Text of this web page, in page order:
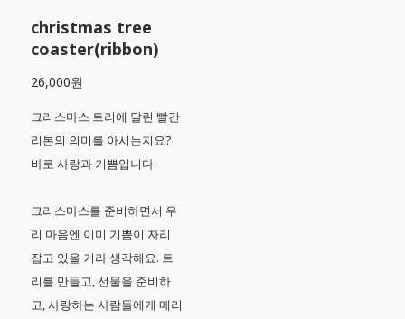
christmas tree
coaster(ribbon)
26,000원
크리스마스 트리에 달린 빨간
리본의 의미를 아시는지요?
바로 사랑과 기쁨입니다.
크리스마스를 준비하면서 우
리 마음엔 이미 기쁨이 자리
잡고 있을 거라 생각해요. 트
리를 만들고, 선물을 준비하
고, 사랑하는 사람들에게 메리